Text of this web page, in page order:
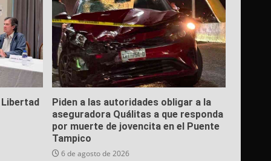
Piden a las autoridades obligar a la
aseguradora Quálitas a que responda
por muerte de jovencita en el Puente
Tampico
6 de agosto de 2026